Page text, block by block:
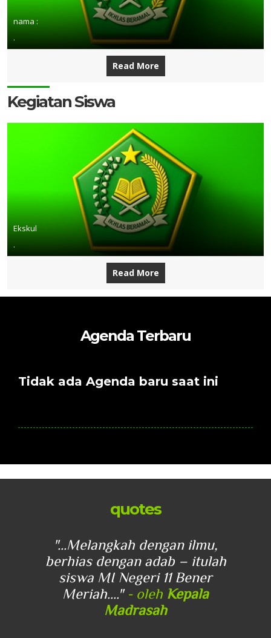
nama :
.
Read More
Kegiatan Siswa
Ekskul
.
Read More
Agenda Terbaru
Tidak ada Agenda baru saat ini
quotes
"...Melangkah dengan ilmu,
berhias dengan adab – itulah
siswa MI Negeri 11 Bener
Meriah...." - oleh Kepala
Madrasah